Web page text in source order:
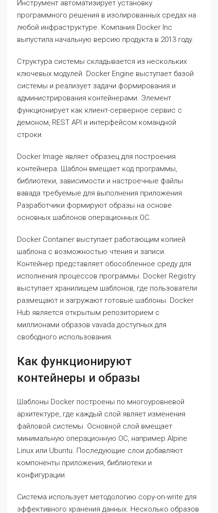
Инструмент автоматизирует установку
программного решения в изолированных средах на
любой инфраструктуре. Компания Docker Inc
выпустила начальную версию продукта в 2013 году.
Структура системы складывается из нескольких
ключевых модулей. Docker Engine выступает базой
системы и реализует задачи формирования и
администрирования контейнерами. Элемент
функционирует как клиент-серверное сервис с
демоном, REST API и интерфейсом командной
строки.
Docker Image являет образец для построения
контейнера. Шаблон вмещает код программы,
библиотеки, зависимости и настроечные файлы
вавада требуемые для выполнения приложения.
Разработчики формируют образы на основе
основных шаблонов операционных ОС.
Docker Container выступает работающим копией
шаблона с возможностью чтения и записи.
Контейнер представляет обособленное среду для
исполнения процессов программы. Docker Registry
выступает хранилищем шаблонов, где пользователи
размещают и загружают готовые шаблоны. Docker
Hub является открытым репозиторием с
миллионами образов vavada доступных для
свободного использования.
Как функционируют
контейнеры и образы
Шаблоны Docker построены по многоуровневой
архитектуре, где каждый слой являет изменения
файловой системы. Основной слой вмещает
минимальную операционную ОС, например Alpine
Linux или Ubuntu. Последующие слои добавляют
компоненты приложения, библиотеки и
конфигурации.
Система использует методологию copy-on-write для
эффективного хранения данных. Несколько образов